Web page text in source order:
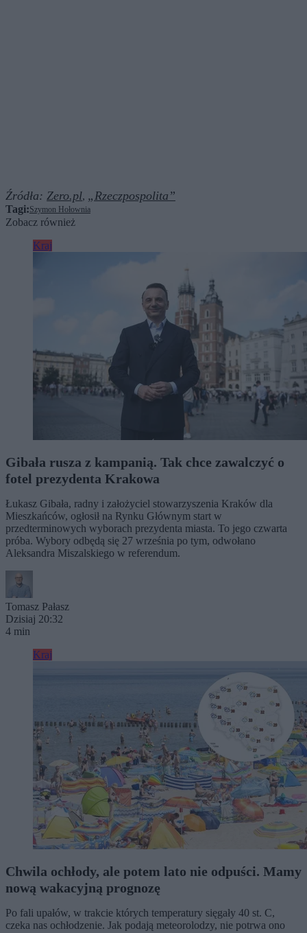
Źródła: Zero.pl, „Rzeczpospolita”
Tagi:Szymon Hołownia
Zobacz również
Kraj
Gibała rusza z kampanią. Tak chce zawalczyć o
fotel prezydenta Krakowa
Łukasz Gibała, radny i założyciel stowarzyszenia Kraków dla
Mieszkańców, ogłosił na Rynku Głównym start w
przedterminowych wyborach prezydenta miasta. To jego czwarta
próba. Wybory odbędą się 27 września po tym, odwołano
Aleksandra Miszalskiego w referendum.
Tomasz Pałasz
Dzisiaj 20:32
4 min
Kraj
Chwila ochłody, ale potem lato nie odpuści. Mamy
nową wakacyjną prognozę
Po fali upałów, w trakcie których temperatury sięgały 40 st. C,
czeka nas ochłodzenie. Jak podają meteorolodzy, nie potrwa ono